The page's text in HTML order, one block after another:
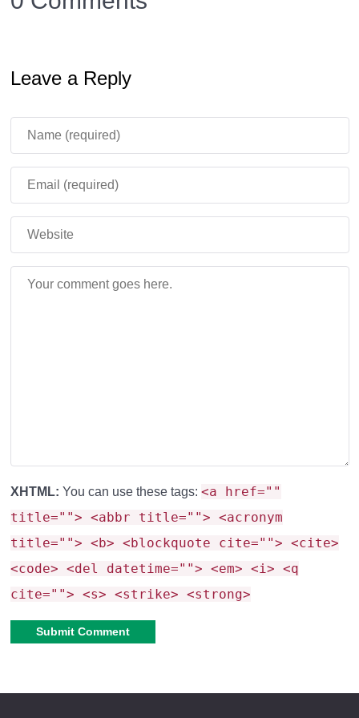
В Майнкрафт ПЕ 1.21.30.23 устранили 16 ошибок, а
TNT и Лабораторный стол разделили на
отдельные виды для удобного применения в
На постоянной основе оставили стрелку в
Leave a Reply
XHTML: You can use these tags: <a href=""
title=""> <abbr title=""> <acronym
title=""> <b> <blockquote cite=""> <cite>
<code> <del datetime=""> <em> <i> <q
cite=""> <s> <strike> <strong>